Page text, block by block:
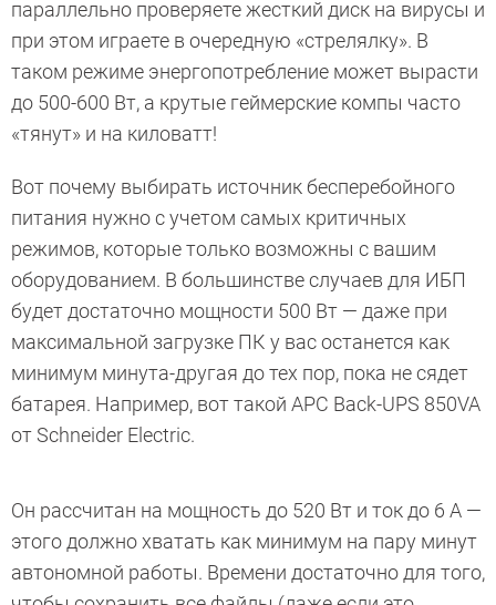
параллельно проверяете жесткий диск на вирусы и
при этом играете в очередную «стрелялку». В
таком режиме энергопотребление может вырасти
до 500-600 Вт, а крутые геймерские компы часто
«тянут» и на киловатт!
Вот почему выбирать источник бесперебойного
питания нужно с учетом самых критичных
режимов, которые только возможны с вашим
оборудованием. В большинстве случаев для ИБП
будет достаточно мощности 500 Вт — даже при
максимальной загрузке ПК у вас останется как
минимум минута-другая до тех пор, пока не сядет
батарея. Например, вот такой APC Back-UPS 850VA
от Schneider Electric.
Он рассчитан на мощность до 520 Вт и ток до 6 А —
этого должно хватать как минимум на пару минут
автономной работы. Времени достаточно для того,